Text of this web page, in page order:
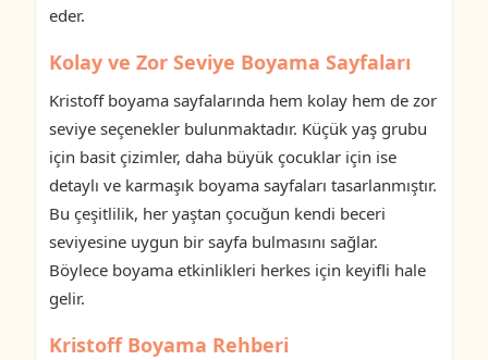
eder.
Kolay ve Zor Seviye Boyama Sayfaları
Kristoff boyama sayfalarında hem kolay hem de zor
seviye seçenekler bulunmaktadır. Küçük yaş grubu
için basit çizimler, daha büyük çocuklar için ise
detaylı ve karmaşık boyama sayfaları tasarlanmıştır.
Bu çeşitlilik, her yaştan çocuğun kendi beceri
seviyesine uygun bir sayfa bulmasını sağlar.
Böylece boyama etkinlikleri herkes için keyifli hale
gelir.
Kristoff Boyama Rehberi